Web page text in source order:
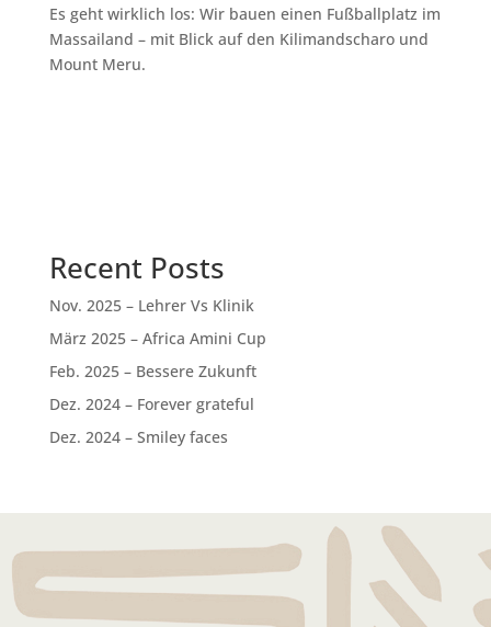
Es geht wirklich los: Wir bauen einen Fußballplatz im
Massailand – mit Blick auf den Kilimandscharo und
Mount Meru.
Recent Posts
Nov. 2025 – Lehrer Vs Klinik
März 2025 – Africa Amini Cup
Feb. 2025 – Bessere Zukunft
Dez. 2024 – Forever grateful
Dez. 2024 – Smiley faces